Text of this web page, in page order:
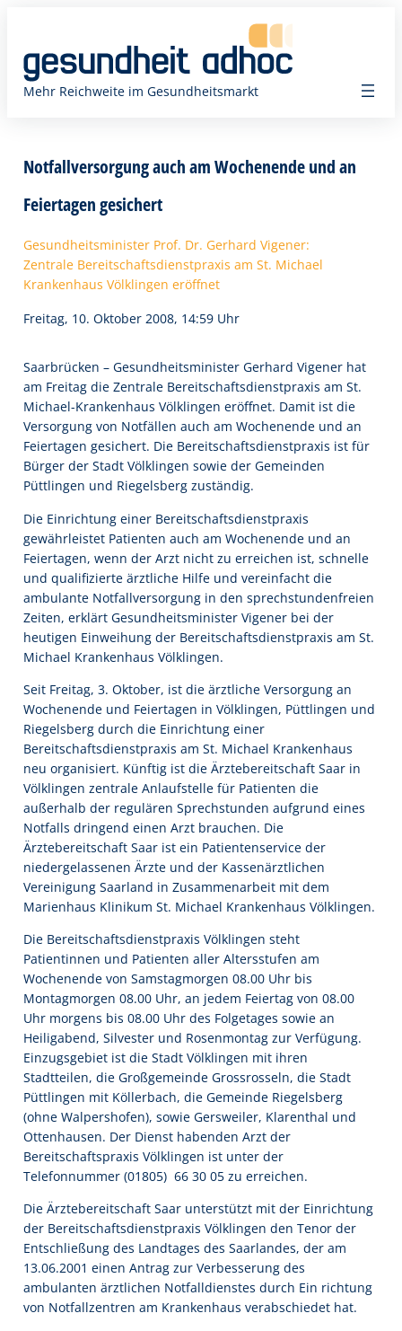
springen
Mehr Reichweite im Gesundheitsmarkt
Notfallversorgung auch am Wochenende und an
Feiertagen gesichert
Gesundheitsminister Prof. Dr. Gerhard Vigener:
Zentrale Bereitschaftsdienstpraxis am St. Michael
Krankenhaus Völklingen eröffnet
Freitag, 10. Oktober 2008, 14:59 Uhr
Saarbrücken – Gesundheitsminister Gerhard Vigener hat
am Freitag die Zentrale Bereitschaftsdienstpraxis am St.
Michael-Krankenhaus Völklingen eröffnet. Damit ist die
Versorgung von Notfällen auch am Wochenende und an
Feiertagen gesichert. Die Bereitschaftsdienstpraxis ist für
Bürger der Stadt Völklingen sowie der Gemeinden
Püttlingen und Riegelsberg zuständig.
Die Einrichtung einer Bereitschaftsdienstpraxis
gewährleistet Patienten auch am Wochenende und an
Feiertagen, wenn der Arzt nicht zu erreichen ist, schnelle
und qualifizierte ärztliche Hilfe und vereinfacht die
ambulante Notfallversorgung in den sprechstundenfreien
Zeiten, erklärt Gesundheitsminister Vigener bei der
heutigen Einweihung der Bereitschaftsdienstpraxis am St.
Michael Krankenhaus Völklingen.
Seit Freitag, 3. Oktober, ist die ärztliche Versorgung an
Wochenende und Feiertagen in Völklingen, Püttlingen und
Riegelsberg durch die Einrichtung einer
Bereitschaftsdienstpraxis am St. Michael Krankenhaus
neu organisiert. Künftig ist die Ärztebereitschaft Saar in
Völklingen zentrale Anlaufstelle für Patienten die
außerhalb der regulären Sprechstunden aufgrund eines
Notfalls dringend einen Arzt brauchen. Die
Ärztebereitschaft Saar ist ein Patientenservice der
niedergelassenen Ärzte und der Kassenärztlichen
Vereinigung Saarland in Zusammenarbeit mit dem
Marienhaus Klinikum St. Michael Krankenhaus Völklingen.
Die Bereitschaftsdienstpraxis Völklingen steht
Patientinnen und Patienten aller Altersstufen am
Wochenende von Samstagmorgen 08.00 Uhr bis
Montagmorgen 08.00 Uhr, an jedem Feiertag von 08.00
Uhr morgens bis 08.00 Uhr des Folgetages sowie an
Heiligabend, Silvester und Rosenmontag zur Verfügung.
Einzugsgebiet ist die Stadt Völklingen mit ihren
Stadtteilen, die Großgemeinde Grossrosseln, die Stadt
Püttlingen mit Köllerbach, die Gemeinde Riegelsberg
(ohne Walpershofen), sowie Gersweiler, Klarenthal und
Ottenhausen. Der Dienst habenden Arzt der
Bereitschaftspraxis Völklingen ist unter der
Telefonnummer (01805)  66 30 05 zu erreichen.
Die Ärztebereitschaft Saar unterstützt mit der Einrichtung
der Bereitschaftsdienstpraxis Völklingen den Tenor der
Entschließung des Landtages des Saarlandes, der am
13.06.2001 einen Antrag zur Verbesserung des
ambulanten ärztlichen Notfalldienstes durch Ein richtung
von Notfallzentren am Krankenhaus verabschiedet hat.